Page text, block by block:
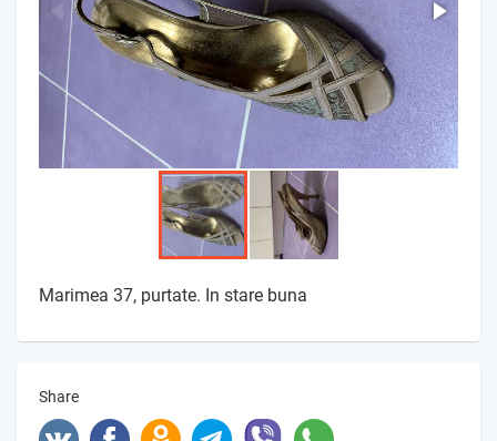
Marimea 37, purtate. In stare buna
Share